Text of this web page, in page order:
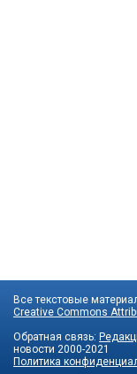
Все текстовые
Creative Commons
Обратная связь:
новости 2000-2021
Политика